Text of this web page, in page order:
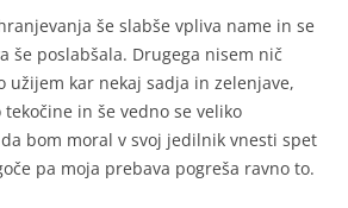
še slabše vpliva name in se
še poslabšala. Drugega nisem nič
užijem kar nekaj sadja in zelenjave,
in še vedno se veliko
bom moral v svoj jedilnik vnesti spet
pa moja prebava pogreša ravno to.